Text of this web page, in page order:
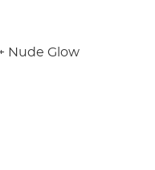
Nude Glow